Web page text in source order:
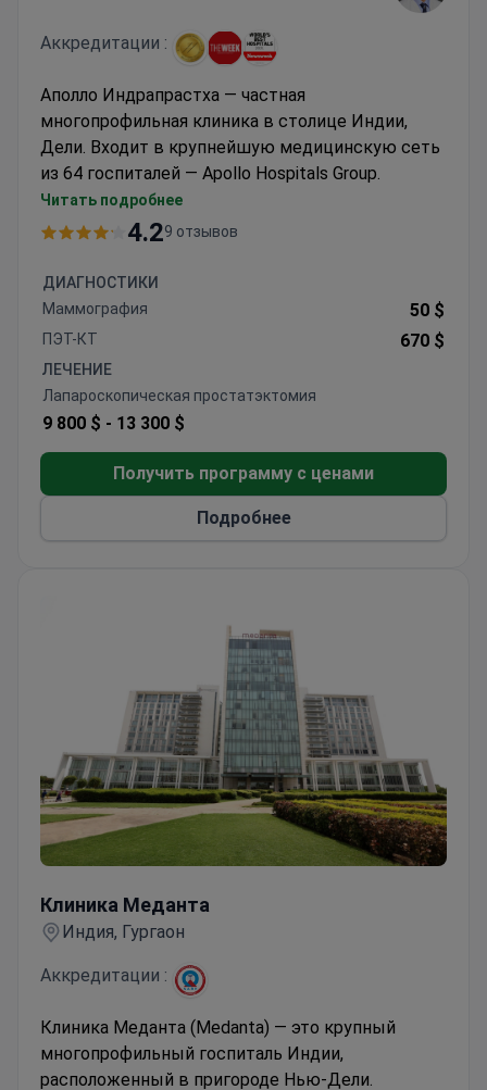
Аккредитации :
Аполло Индрапрастха — частная
многопрофильная клиника в столице Индии,
Дели. Входит в крупнейшую медицинскую сеть
из 64 госпиталей — Apollo Hospitals Group.
Ежегодно в сети клиник проходят лечение 1 млн
пациентов.
международную сертификацию JCI. Госпиталь
специализируется на трансплантологии,
кардиохирургии, ортопедии, онкологии и
Врачи клиники — авторы уникальных операций.
Они провели первую пересадку печени ребенку
в Индии, а 110-летней женщине удалили опухоль
желудка.
Читать подробнее
4.29 отзывов
ДИАГНОСТИКИ
Маммография
50 $
ПЭТ-КТ 670 $
ЛЕЧЕНИЕ
Лапароскопическая простатэктомия
9 800 $ - 13 300 $
Получить программу с ценами
Подробнее
Клиника Меданта
Индия, Гургаон
Аккредитации :
Клиника Меданта (Medanta) — это крупный
многопрофильный госпиталь Индии,
расположенный в пригороде Нью-Дели.